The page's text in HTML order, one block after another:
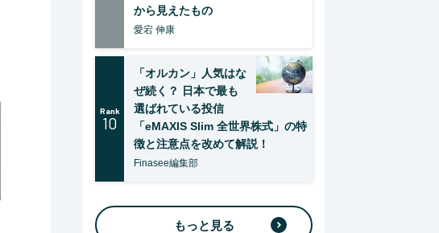
から見えたもの
愛宕 伸康
Rank
10
「オルカン」人気はな
ぜ続く？ 日本で最も
選ばれている投信
「eMAXIS Slim 全世界株式」の特
徴と注意点を改めて解説！
Finasee編集部
もっと見る